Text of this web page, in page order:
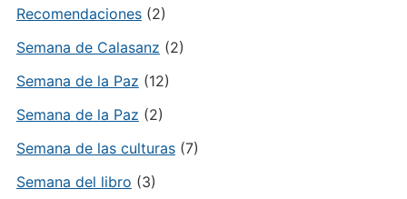
Recomendaciones(2)
Semana de Calasanz (2)
Semana de la Paz (12)
Semana de la Paz (2)
Semana de las culturas(7)
Semana del libro (3)